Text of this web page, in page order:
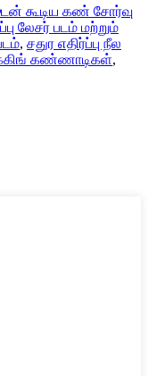
கூடிய கண் சோர்வு
லேசர் படம் மற்றும்
, சதுர எதிர்ப்பு நீல
கண்ணாடிகள்,